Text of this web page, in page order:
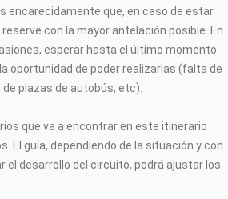
encarecidamente que, en caso de estar
con la mayor antelación posible. En
esperar hasta el último momento
oportunidad de poder realizarlas (falta de
plazas de autobús, etc).
que va a encontrar en este itinerario
El guía, dependiendo de la situación y con
el desarrollo del circuito, podrá ajustar los